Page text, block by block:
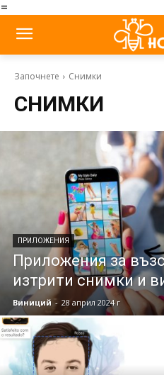
=
Започнете Снимки
СНИМКИ
ПРИЛОЖЕНИЯ
Приложения за
изтрити снимки и
Виниций - 28 април 2024 г